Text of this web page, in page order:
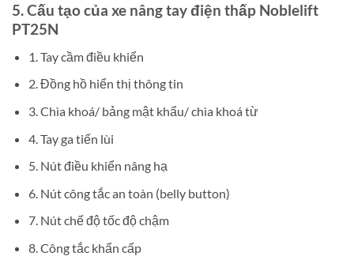
5. Cấu tạo của xe nâng tay điện thấp Noblelift
PT25N
1. Tay cầm điều khiển
2. Đồng hồ hiển thị thông tin
3. Chìa khoá/ bảng mật khẩu/ chìa khoá từ
4. Tay ga tiến lùi
5. Nút điều khiển nâng hạ
6. Nút công tắc an toàn (belly button)
7. Nút chế độ tốc độ chậm
8. Công tắc khẩn cấp